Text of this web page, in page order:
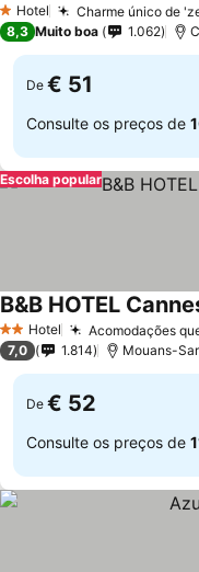
1 Estrelas
Hotel Charme único de
8,3 Muito boa 1.062
De € 51
Consulte os preços de
Escolha popular
2 Estrelas
Hotel Acomodações
B&B HOTEL
7,0 1.814 Mouans-
De € 52
Consulte os preços de